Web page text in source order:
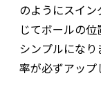
のようにスイ
じてボールの
シンプルにな
率が必ずアップ